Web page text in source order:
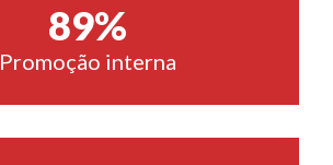
89%
Promoção interna